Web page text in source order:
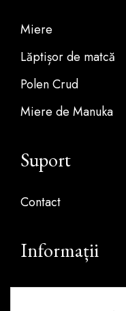
Miere
Lăptișor de matcă
Polen Crud
Miere de Manuka
Suport
Contact
Informații
Despre Noi